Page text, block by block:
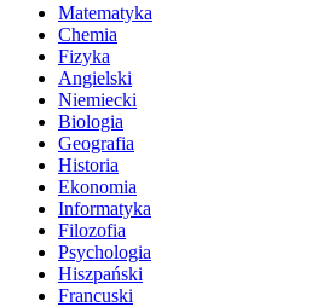
Matematyka
Chemia
Fizyka
Angielski
Niemiecki
Biologia
Geografia
Historia
Ekonomia
Informatyka
Filozofia
Psychologia
Hiszpański
Francuski